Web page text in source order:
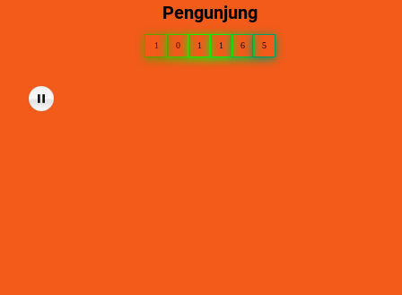
Pengunjung
1 0 1 1 6 5